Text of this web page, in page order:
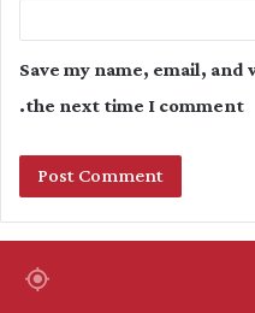
Save my name, email,
the next time I comment.